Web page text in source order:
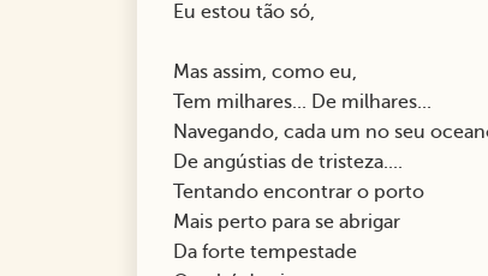
Eu estou tão só,
Mas assim, como eu,
Tem milhares... De milhares...
Navegando, cada um no seu
De angústias de tristeza....
Tentando encontrar o porto
Mais perto para se abrigar
Da forte tempestade